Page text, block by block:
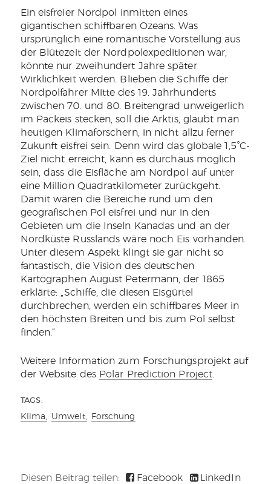
Ein eisfreier Nordpol inmitten eines
gigantischen schiffbaren Ozeans. Was
ursprünglich eine romantische Vorstellung aus
der Blütezeit der Nordpolexpeditionen war,
könnte nur zweihundert Jahre später
Wirklichkeit werden. Blieben die Schiffe der
Nordpolfahrer Mitte des 19. Jahrhunderts
zwischen 70. und 80. Breitengrad unweigerlich
im Packeis stecken, soll die Arktis, glaubt man
heutigen Klimaforschern, in nicht allzu ferner
Zukunft eisfrei sein. Denn wird das globale 1,5°C-
Ziel nicht erreicht, kann es durchaus möglich
sein, dass die Eisfläche am Nordpol auf unter
eine Million Quadratkilometer zurückgeht.
Damit wären die Bereiche rund um den
geografischen Pol eisfrei und nur in den
Gebieten um die Inseln Kanadas und an der
Nordküste Russlands wäre noch Eis vorhanden.
Unter diesem Aspekt klingt sie gar nicht so
fantastisch, die Vision des deutschen
Kartographen August Petermann, der 1865
erklärte: „Schiffe, die diesen Eisgürtel
durchbrechen, werden ein schiffbares Meer in
den höchsten Breiten und bis zum Pol selbst
finden.“
Weitere Information zum Forschungsprojekt auf
der Website des Polar Prediction Project
TAGS:
Klima, Umwelt, Forschung
Diesen Beitrag teilen: Facebook
LinkedIn